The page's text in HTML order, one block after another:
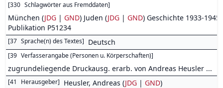
[330 Schlagwörter aus Fremddaten]
München (JDG | GND) Juden (JDG | GND) Geschichte 1933-
Publikation P51234
[37 Sprache(n) des Textes] Deutsch
[39 Verfasserangabe (Personen u. Körperschaften)]
zugrundeliegende Druckausg. erarb. von Andreas Heusler ...
[41 Herausgeber] Heusler, Andreas (JDG | GND)